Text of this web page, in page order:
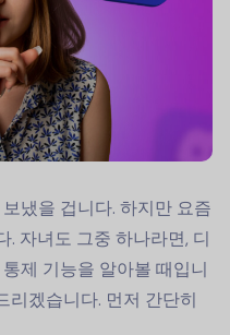
냈을 겁니다. 하지만 요즘
. 자녀도 그중 하나라면, 디
제 기능을 알아볼 때입니
리겠습니다. 먼저 간단히